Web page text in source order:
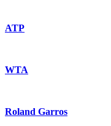
ATP
WTA
Roland Garros